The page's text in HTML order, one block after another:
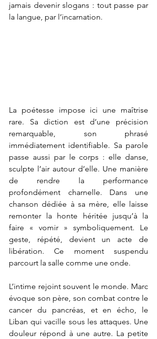
jamais devenir slogans : tout passe par
la langue, par l’incarnation.
La poétesse impose ici une maîtrise
rare. Sa diction est d’une précision
remarquable, son phrasé
immédiatement identifiable. Sa parole
passe aussi par le corps : elle danse,
sculpte l’air autour d’elle. Une manière
de rendre la performance
profondément charnelle. Dans une
chanson dédiée à sa mère, elle laisse
remonter la honte héritée jusqu’à la
faire « vomir » symboliquement. Le
geste, répété, devient un acte de
libération. Ce moment suspendu
parcourt la salle comme une onde.
L’intime rejoint souvent le monde. Marc
évoque son père, son combat contre le
cancer du pancréas, et en écho, le
Liban qui vacille sous les attaques. Une
douleur répond à une autre. La petite